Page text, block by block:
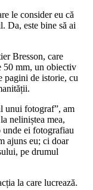
le consider eu că
Da, este bine să ai
Bresson, care
50 mm, un obiectiv
pagini de istorie, cu
unui fotograf”, am
neliniștea mea,
unde ei fotografiau
ajuns eu; ci doar
pe drumul
la care lucrează.